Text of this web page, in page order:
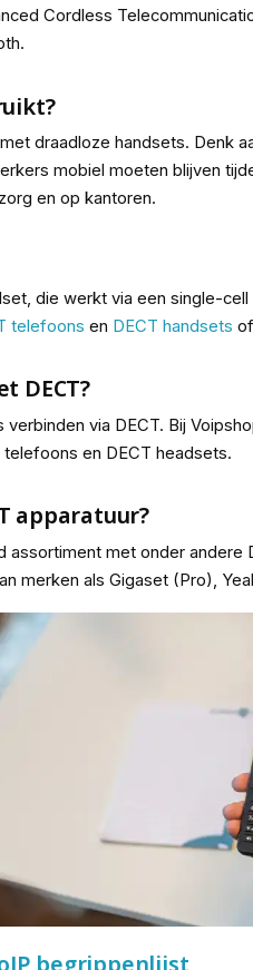
Cordless
draadloze handsets. Denk
mobiel moeten blijven
en op kantoren.
die werkt via een single-
telefoons en DECT handsets of
DECT?
via DECT. Bij
en DECT headsets.
apparatuur?
assortiment met onder
merken als Gigaset (Pro),
begrippenlijst